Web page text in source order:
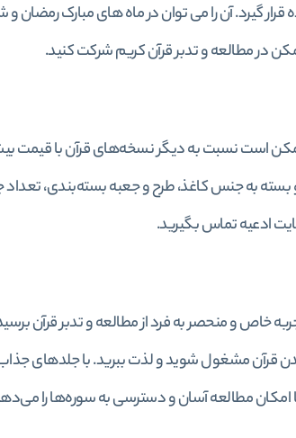
قرار گیرد. آن را می توان در ماه های مبارک
در مطالعه و تدبر قرآن کریم شرکت کنید.
ممکن است نسبت به دیگر نسخه‌های قرآن با قیمت
به جنس کاغذ، طرح و جعبه بسته‌بندی، تعداد
ادعیه تماس بگیرید.
خریداری کنید و به یک تجربه خاص و منحصر به فرد از مطالعه و تدبر قرآن
قرآن مشغول شوید و لذت ببرید. با جلدهای
امکان مطالعه آسان و دسترسی به سوره‌ها را